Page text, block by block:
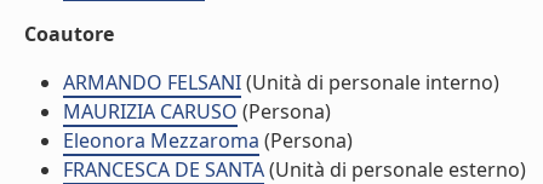
Coautore
ARMANDO FELSANI(Unità di personale interno)
MAURIZIA CARUSO (Persona)
Eleonora Mezzaroma (Persona)
FRANCESCA DE SANTA(Unità di personale esterno)